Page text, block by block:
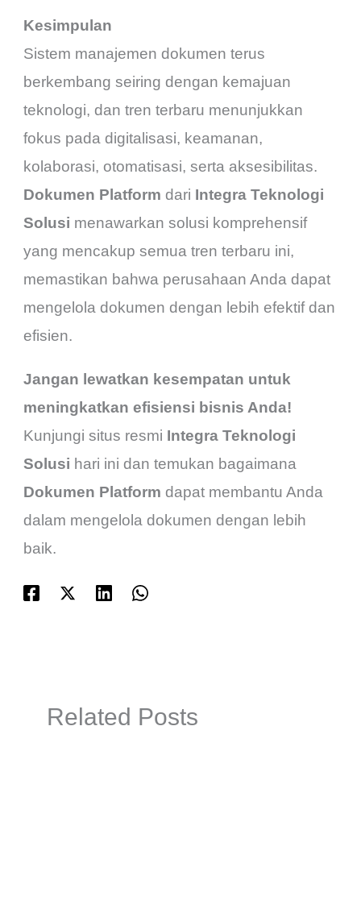
Kesimpulan
Sistem manajemen dokumen terus
berkembang seiring dengan kemajuan
teknologi, dan tren terbaru menunjukkan
fokus pada digitalisasi, keamanan,
kolaborasi, otomatisasi, serta aksesibilitas.
Dokumen Platform dari Integra Teknologi
Solusi menawarkan solusi komprehensif
yang mencakup semua tren terbaru ini,
memastikan bahwa perusahaan Anda dapat
mengelola dokumen dengan lebih efektif dan
efisien.
Jangan lewatkan kesempatan untuk
meningkatkan efisiensi bisnis Anda!
Kunjungi situs resmi Integra Teknologi
Solusi hari ini dan temukan bagaimana
Dokumen Platform dapat membantu Anda
dalam mengelola dokumen dengan lebih
baik.
Related Posts